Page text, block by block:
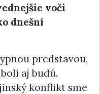
voči
dnešní
predstavou,
aj budú.
konflikt sme